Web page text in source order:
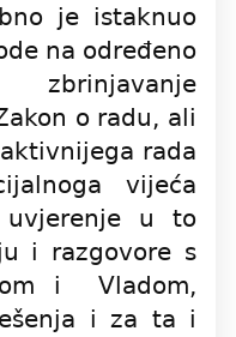
je istaknuo
na određeno
o radu, ali
rada
vijeća
uvjerenje u to
i razgovore s
i Vladom,
i za ta i